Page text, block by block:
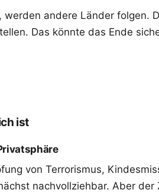
andere Länder folgen.
Das könnte das Ende
ist
von Terrorismus,
nachvollziehbar. Aber der